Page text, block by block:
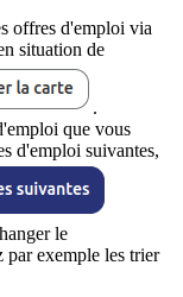
offres d'emploi via
situation de
.
que vous
d'emploi suivantes,
le
par exemple les trier